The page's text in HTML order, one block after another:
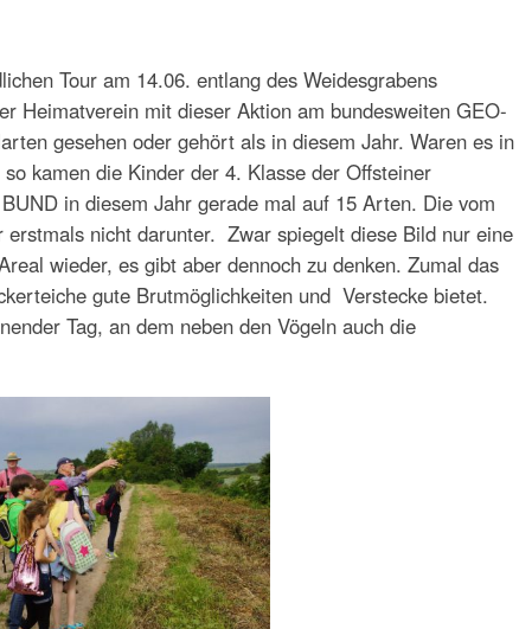
Tour am 14.06. entlang des Weidesgrabens
Heimatverein mit dieser Aktion am bundesweiten GEO-
gesehen oder gehört als in diesem Jahr. Waren es in
kamen die Kinder der 4. Klasse der Offsteiner
in diesem Jahr gerade mal auf 15 Arten. Die vom
nicht darunter. Zwar spiegelt diese Bild nur eine
wieder, es gibt aber dennoch zu denken. Zumal das
gute Brutmöglichkeiten und Verstecke bietet.
Tag, an dem neben den Vögeln auch die